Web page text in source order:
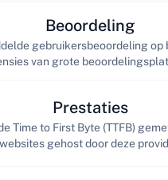
Beoordeling
gebruikersbeoordeling op
van grote
Prestaties
Time to First Byte (TTFB)
websites gehost door deze